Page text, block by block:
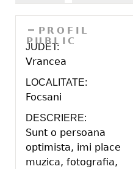
HIDE
PROFIL
PUBLIC
JUDET:
Vrancea
LOCALITATE:
Focsani
DESCRIERE:
Sunt o persoana
optimista, imi place
muzica, fotografia,